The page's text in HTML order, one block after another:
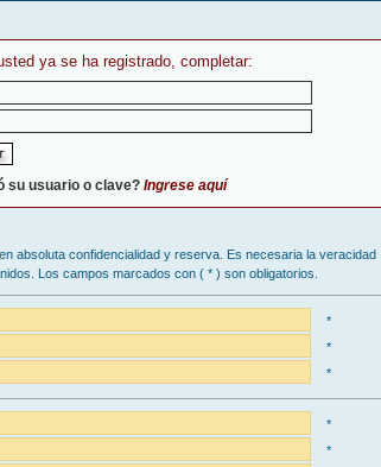
ya se ha registrado, completar:
usuario o clave? Ingrese aquí
absoluta confidencialidad y reserva. Es necesaria la veracidad
Los campos marcados con (*) son obligatorios.
*
*
*
*
*